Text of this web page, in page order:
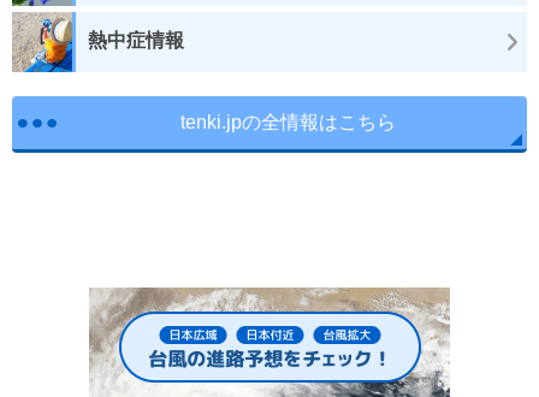
熱中症情報
tenki.jpの全情報はこちら